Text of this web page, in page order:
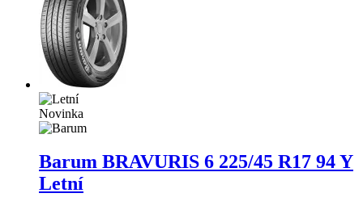
Novinka
Barum BRAVURIS 6 225/45 R17 94 Y
Letní